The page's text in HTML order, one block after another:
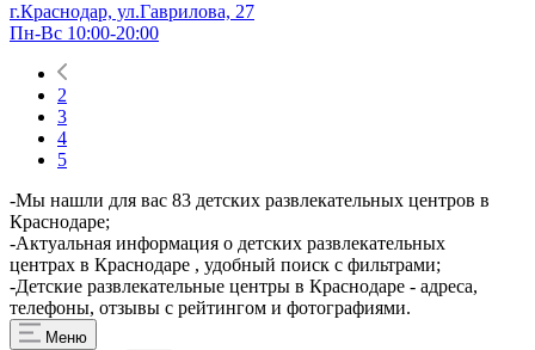
г.Краснодар, ул.Гаврилова, 27
Пн-Вс 10:00-20:00
2
3
4
5
-Мы нашли для вас 83 детских развлекательных центров в
Краснодаре;
-Актуальная информация о детских развлекательных
центрах в Краснодаре , удобный поиск с фильтрами;
-Детские развлекательные центры в Краснодаре - адреса,
телефоны, отзывы с рейтингом и фотографиями.
Меню